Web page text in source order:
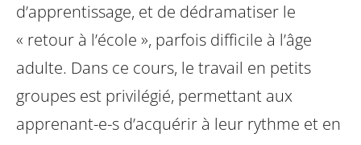
d’apprentissage, et de dédramatiser le
« retour à l’école », parfois difficile à l’âge
adulte. Dans ce cours, le travail en petits
groupes est privilégié, permettant aux
apprenant-e-s d’acquérir à leur rythme et en